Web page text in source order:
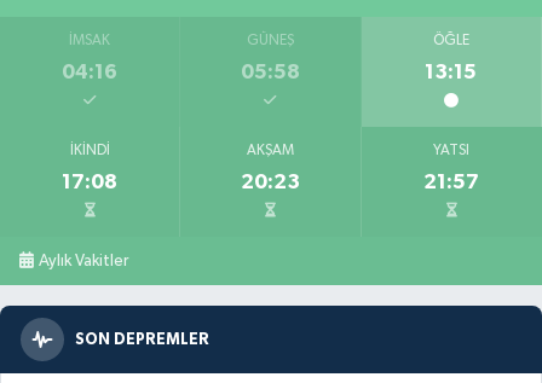
İMSAK
04:16
GÜNEŞ
05:58
ÖĞLE
13:15
İKINDI
17:08
AKŞAM
20:23
YATSI
21:57
Aylık Vakitler
SON DEPREMLER